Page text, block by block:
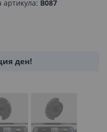
артикула B087
ден!